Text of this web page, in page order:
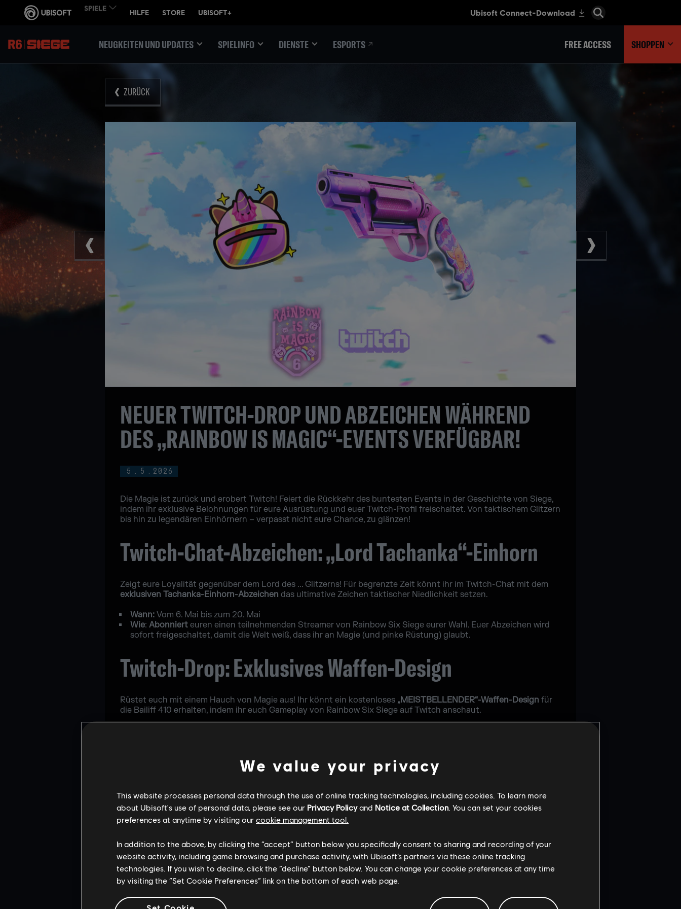
NEUGKEITEN UND UPDATES SPIELINFO DIENSTE ESPORTS FREE ACCESS SHOPPEN
ZURÜCK
5 . 5 . 2026
NEUER TWITCH-DROP UND ABZEICHEN WÄHREND
DES „RAINBOW IS MAGIC“-EVENTS VERFÜGBAR!
Die Magie ist zurück und erobert Twitch! Feiert die Rückkehr des buntesten Events in der Geschichte von Siege,
indem ihr exklusive Belohnungen für eure Ausrüstung und euer Twitch-Profil freischaltet. Von taktischem Glitzern
bis hin zu legendären Einhörnern – verpasst nicht eure Chance, zu glänzen!
Twitch-Chat-Abzeichen: „Lord Tachanka“-Einhorn
Zeigt eure Loyalität gegenüber dem Lord des ... Glitzerns! Für begrenzte Zeit könnt ihr im Twitch-Chat mit dem
exklusiven Tachanka-Einhorn-Abzeichen das ultimative Zeichen taktischer Niedlichkeit setzen.
Wann: Vom 6. Mai bis zum 20. Mai
Wie: Abonniert euren einen teilnehmenden Streamer von Rainbow Six Siege eurer Wahl. Euer Abzeichen wird
sofort freigeschaltet, damit die Welt weiß, dass ihr an Magie (und pinke Rüstung) glaubt.
Twitch-Drop: Exklusives Waffen-Design
Rüstet euch mit einem Hauch von Magie aus! Ihr könnt ein kostenloses „MEISTBELLENDER“-Waffen-Design für
die Bailiff 410 erhalten, indem ihr euch Gameplay von Rainbow Six Siege auf Twitch anschaut.
Wie funktionieren Twitch-Drops?
Befolgt diese Schritte, um sicherzugehen, dass ihr Drops verdienen könnt:
Schritt 1: Verknüpft euren Twitch-Account mit euerem Ubisoft-Konto. Hier klicken, um die Konten zu
verknüpfen.
Schritt 2: Seht euch berechtigte Streams an. Wenn ihr euch 30 Minuten oder länger Streams anschaut,
sammelt ihr Punkte für verschiedene Gegenstände. Oben erfahrt ihr, wie ihr die verfügbaren Gegenstände
erhaltet.
We value your privacy
This website processes personal data through the use of online tracking technologies, including cookies. To learn more
about Ubisoft's use of personal data, please see our Privacy Policyand Notice at Collection. You can set your cookies
preferences at anytime by visiting our cookie management tool.
In addition to the above, by clicking the “accept” button below you specifically consent to sharing and recording of your
website activity, including game browsing and purchase activity, with Ubisoft’s partners via these online tracking
technologies. If you wish to decline, click the “decline” button below. You can change your cookie preferences at any time
by visiting the “Set Cookie Preferences” link on the bottom of each web page.